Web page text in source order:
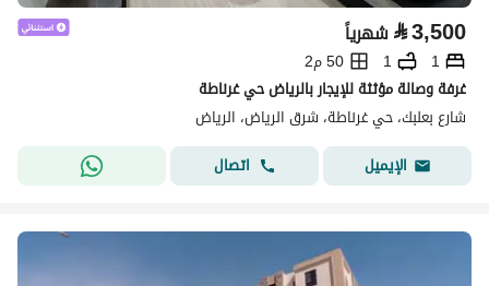
⃁3,500 شهرياً
1
1
50 م2
غرفة وصالة مؤثثة للإيجار بالرياض حي غرناطة
شارع بعلبك، حي غرناطة، شرق الرياض، الرياض
الإيميل
اتصال